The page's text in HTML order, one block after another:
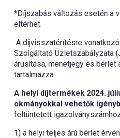
*Díjszabás változás esetén a
eltérhet.
A díjvisszatérítésre
Szolgáltató Üzletszabályzata
árusítása, menetjegy és bérlet
tartalmazza.
A helyi díjtermékek 2024.
okmányokkal vehetők
feltüntetett
1) a helyi teljes árú bérlet